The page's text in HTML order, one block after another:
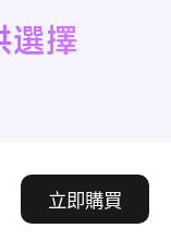
立即購買
選擇